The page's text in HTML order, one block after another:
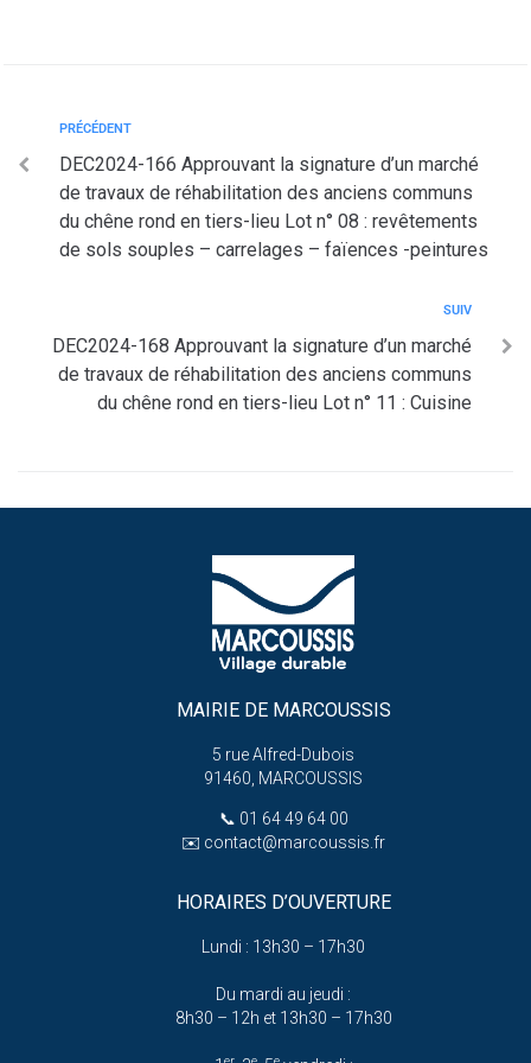
PRÉCÉDENT
DEC2024-166 Approuvant la signature d’un marché
de travaux de réhabilitation des anciens communs
du chêne rond en tiers-lieu Lot n° 08 : revêtements
de sols souples – carrelages – faïences -peintures
SUIV
DEC2024-168 Approuvant la signature d’un marché
de travaux de réhabilitation des anciens communs
du chêne rond en tiers-lieu Lot n° 11 : Cuisine
MAIRIE DE MARCOUSSIS
5 rue Alfred-Dubois
91460, MARCOUSSIS
📞 01 64 49 64 00
✉️ contact@marcoussis.fr
HORAIRES D’OUVERTURE
Lundi : 13h30 – 17h30
Du mardi au jeudi :
8h30 – 12h et 13h30 – 17h30